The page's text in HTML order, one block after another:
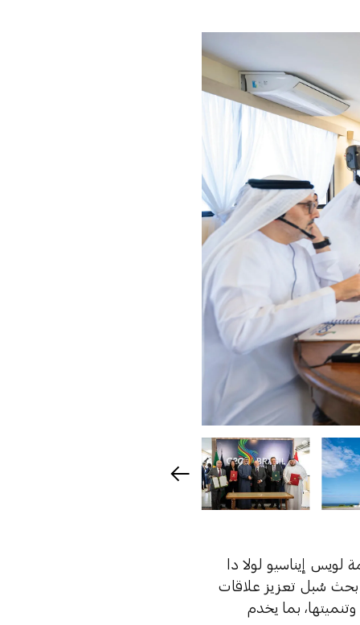
لويس إيناسيو لولا دا
بحث سُبل تعزيز علاقات
بما يخدم